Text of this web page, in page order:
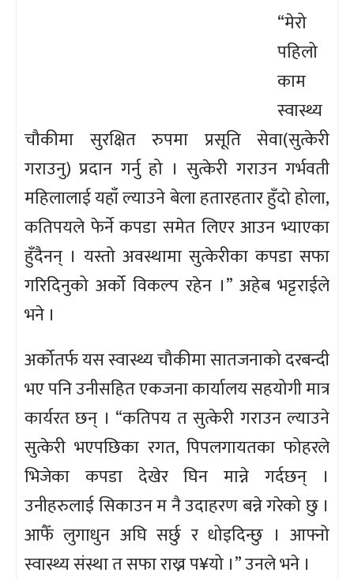
“मेरो
पहिलो
काम
स्वास्थ्य
चौकीमा सुरक्षित रुपमा प्रसूति सेवा(सुत्केरी
गराउनु) प्रदान गर्नु हो । सुत्केरी गराउन गर्भवती
महिलालाई यहाँ ल्याउने बेला हतारहतार हुँदो होला,
कतिपयले फेर्ने कपडा समेत लिएर आउन भ्याएका
हुँदैनन् । यस्तो अवस्थामा सुत्केरीका कपडा सफा
गरिदिनुको अर्को विकल्प रहेन ।” अहेब भट्टराईले
भने ।
अर्कोतर्फ यस स्वास्थ्य चौकीमा सातजनाको दरबन्दी
भए पनि उनीसहित एकजना कार्यालय सहयोगी मात्र
कार्यरत छन् । “कतिपय त सुत्केरी गराउन ल्याउने
सुत्केरी भएपछिका रगत, पिपलगायतका फोहरले
भिजेका कपडा देखेर घिन मान्ने गर्दछन् ।
उनीहरुलाई सिकाउन म नै उदाहरण बन्ने गरेको छु ।
आफैँ लुगाधुन अघि सर्छु र धोइदिन्छु । आफ्नो
स्वास्थ्य संस्था त सफा राख्न प¥यो ।” उनले भने ।